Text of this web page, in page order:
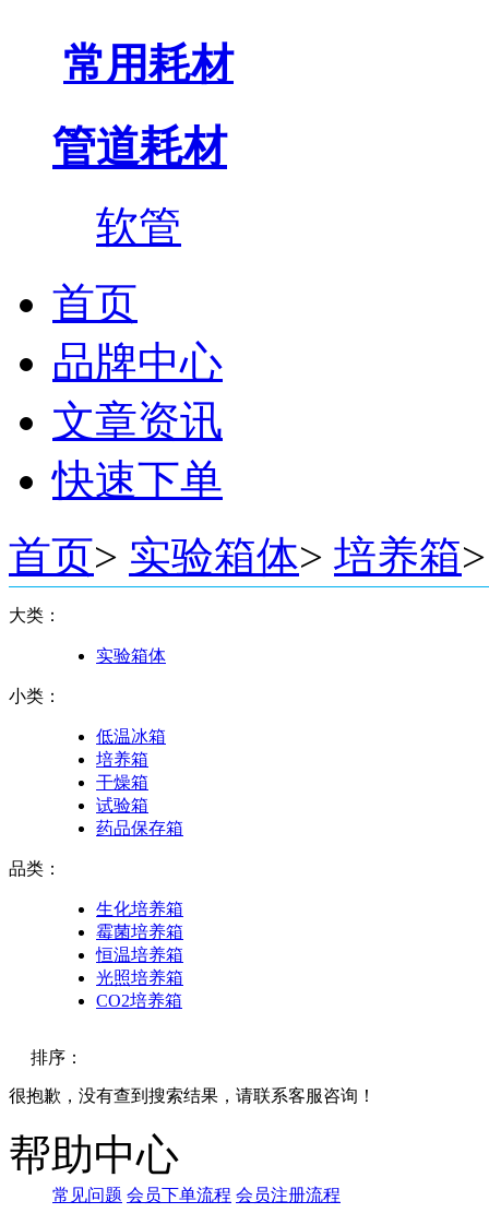
常用耗材
管道耗材
软管
首页
品牌中心
文章资讯
快速下单
首页> 实验箱体> 培养箱>
大类：
实验箱体
小类：
低温冰箱
培养箱
干燥箱
试验箱
药品保存箱
品类：
生化培养箱
霉菌培养箱
恒温培养箱
光照培养箱
CO2培养箱
排序：
价格
很抱歉，没有查到搜索结果，请联系客服咨询！
帮助中心
常见问题 会员下单流程 会员注册流程